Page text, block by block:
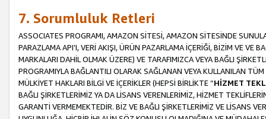
7. Sorumluluk Retleri
ASSOCIATES PROGRAMI, AMAZON SİTESİ, AMAZON SİTESİNDE
PARAZLAMA API’I, VERİ AKIŞI, ÜRÜN PAZARLAMA İÇERİĞİ, BİZİM VE VE
MARKALARI DAHİL OLMAK ÜZERE) VE TARAFIMIZCA VEYA BAĞLI
PROGRAMIYLA BAĞLANTILI OLARAK SAĞLANAN VEYA KULLANILAN
MÜLKİYET HAKLARI BİLGİ VE İÇERİKLER (HEPSİ BİRLİKTE “HİZMET
BAĞLI ŞİRKETLERİMİZ YA DA LİSANS VERENLERİMİZ, HİZMET
GARANTİ VERMEMEKTEDİR. BİZ VE BAĞLI ŞİRKETLERİMİZ VE LİSANS